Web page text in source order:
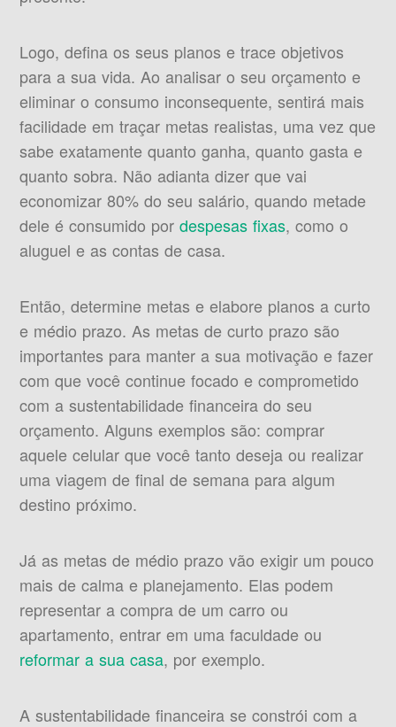
Logo, defina os seus planos e trace objetivos
para a sua vida. Ao analisar o seu orçamento e
eliminar o consumo inconsequente, sentirá mais
facilidade em traçar metas realistas, uma vez que
sabe exatamente quanto ganha, quanto gasta e
quanto sobra. Não adianta dizer que vai
economizar 80% do seu salário, quando metade
dele é consumido pordespesas fixas, como o
aluguel e as contas de casa.
Então, determine metas e elabore planos a curto
e médio prazo. As metas de curto prazo são
importantes para manter a sua motivação e fazer
com que você continue focado e comprometido
com a sustentabilidade financeira do seu
orçamento. Alguns exemplos são: comprar
aquele celular que você tanto deseja ou realizar
uma viagem de final de semana para algum
destino próximo.
Já as metas de médio prazo vão exigir um pouco
mais de calma e planejamento. Elas podem
representar a compra de um carro ou
apartamento, entrar em uma faculdade ou
reformar a sua casa, por exemplo.
A sustentabilidade financeira se constrói com a